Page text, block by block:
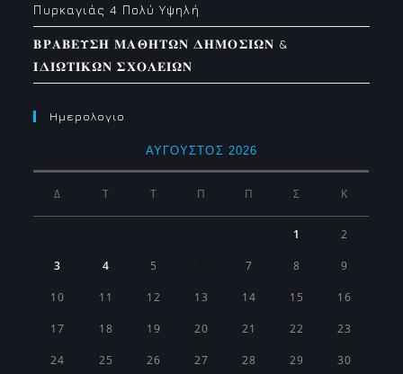
Πυρκαγιάς 4 Πολύ Υψηλή
𝚩𝚸𝚨𝚩𝚬𝚼𝚺𝚮 𝚳𝚨𝚯𝚮𝚻𝛀𝚴 𝚫𝚮𝚳𝚶𝚺𝚰𝛀𝚴 &
𝚰𝚫𝚰𝛀𝚻𝚰𝚱𝛀𝚴 𝚺𝚾𝚶𝚲𝚬𝚰𝛀𝚴
Ημερολογιο
ΑΎΓΟΥΣΤΟΣ 2026
Δ Τ Τ Π Π Σ Κ
1 2
3 4 5 7 8 9
10 11 12 13 14 15 16
17 18 19 20 21 22 23
24 25 26 27 28 29 30